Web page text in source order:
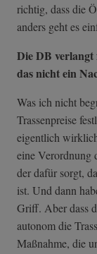
richtig, dass die
anders geht es
Die DB verlangt
das nicht ein
Was ich nicht
Trassenpreise
eigentlich
eine Verordnung
der dafür sorgt,
ist. Und dann
Griff. Aber dass
autonom die
Maßnahme, die